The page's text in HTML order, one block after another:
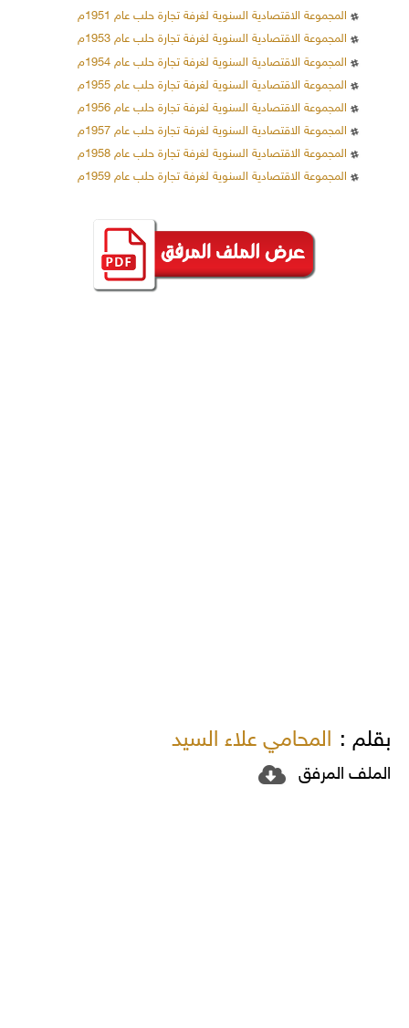
المجموعة الاقتصادية السنوية لغرفة تجارة حلب عام 1951م
المجموعة الاقتصادية السنوية لغرفة تجارة حلب عام 1953م
المجموعة الاقتصادية السنوية لغرفة تجارة حلب عام 1954م
المجموعة الاقتصادية السنوية لغرفة تجارة حلب عام 1955م
المجموعة الاقتصادية السنوية لغرفة تجارة حلب عام 1956م
المجموعة الاقتصادية السنوية لغرفة تجارة حلب عام 1957م
المجموعة الاقتصادية السنوية لغرفة تجارة حلب عام 1958م
المجموعة الاقتصادية السنوية لغرفة تجارة حلب عام 1959م
بقلم : المحامي علاء السيد
الملف المرفق